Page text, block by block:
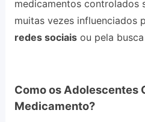
medicamentos controlados
muitas vezes influenciados
redes sociaisou pela
Como os Adolescentes
Medicamento?